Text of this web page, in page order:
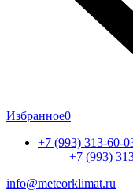
Избранное0
+7 (993) 313-60-
+7 (993)
info@meteorklimat.ru